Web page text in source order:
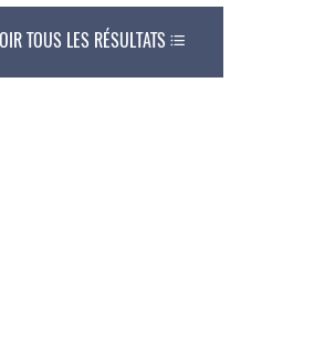
TOUS LES RÉSULTATS